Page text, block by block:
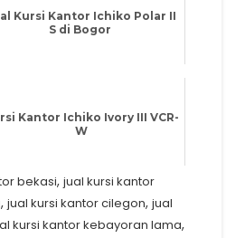
Kursi Kantor Ichiko Polar II
S di Bogor
Kantor Ichiko Ivory III VCR-
W
bekasi, jual kursi kantor
, jual kursi kantor cilegon, jual
kursi kantor kebayoran lama,